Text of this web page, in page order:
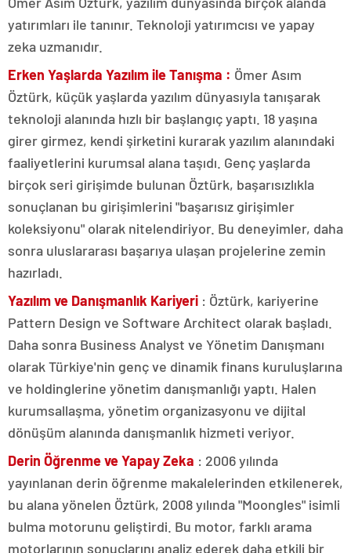
yatırımları ile tanınır. Teknoloji yatırımcısı ve yapay
zeka uzmanıdır.
Erken Yaşlarda Yazılım ile Tanışma : Ömer Asım
Öztürk, küçük yaşlarda yazılım dünyasıyla tanışarak
teknoloji alanında hızlı bir başlangıç yaptı. 18 yaşına
girer girmez, kendi şirketini kurarak yazılım alanındaki
faaliyetlerini kurumsal alana taşıdı. Genç yaşlarda
birçok seri girişimde bulunan Öztürk, başarısızlıkla
sonuçlanan bu girişimlerini "başarısız girişimler
koleksiyonu" olarak nitelendiriyor. Bu deneyimler, daha
sonra uluslararası başarıya ulaşan projelerine zemin
hazırladı.
Yazılım ve Danışmanlık Kariyeri : Öztürk, kariyerine
Pattern Design ve Software Architect olarak başladı.
Daha sonra Business Analyst ve Yönetim Danışmanı
olarak Türkiye'nin genç ve dinamik finans kuruluşlarına
ve holdinglerine yönetim danışmanlığı yaptı. Halen
kurumsallaşma, yönetim organizasyonu ve dijital
dönüşüm alanında danışmanlık hizmeti veriyor.
Derin Öğrenme ve Yapay Zeka : 2006 yılında
yayınlanan derin öğrenme makalelerinden etkilenerek,
bu alana yönelen Öztürk, 2008 yılında "Moongles" isimli
bulma motorunu geliştirdi. Bu motor, farklı arama
motorlarının sonuçlarını analiz ederek daha etkili bir